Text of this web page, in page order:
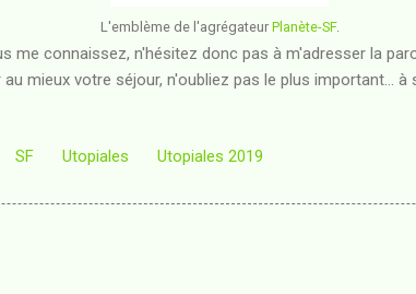
L'emblème de l'agrégateur Planète-SF.
me connaissez, n'hésitez donc pas à m'adresser la
mieux votre séjour, n'oubliez pas le plus important... à
SF Utopiales Utopiales 2019